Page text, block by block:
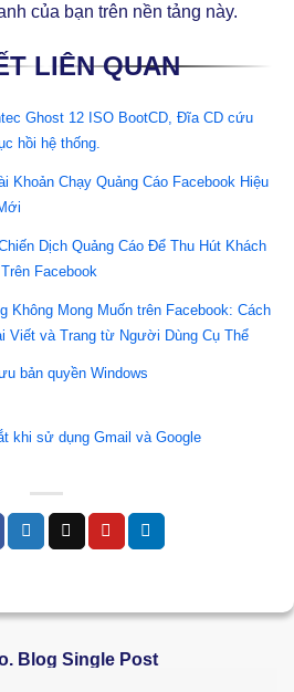
của bạn trên nền tảng này.
LIÊN QUAN
Ghost 12 ISO BootCD, Đĩa CD cứu
hồi hệ thống.
Khoản Chạy Quảng Cáo Facebook Hiệu
Dịch Quảng Cáo Để Thu Hút Khách
Facebook
Không Mong Muốn trên Facebook: Cách
Viết và Trang từ Người Dùng Cụ Thể
bản quyền Windows
khi sử dụng Gmail và Google
Blog Single Post